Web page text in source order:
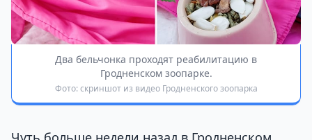
Два бельчонка проходят реабилитацию в
Гродненском зоопарке.
Фото: скриншот из видео Гродненского зоопарка